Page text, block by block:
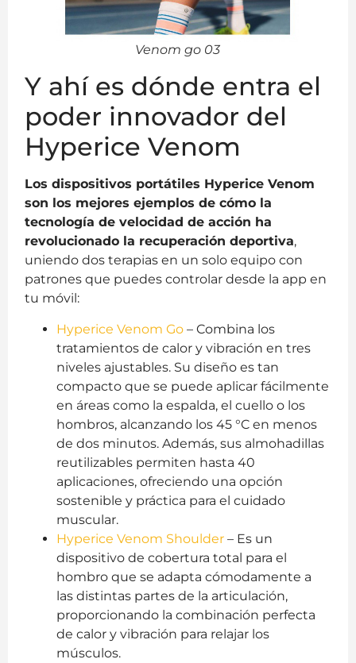
Venom go 03
Y ahí es dónde entra el
poder innovador del
Hyperice Venom
Los dispositivos portátiles Hyperice Venom
son los mejores ejemplos de cómo la
tecnología de velocidad de acción ha
revolucionado la recuperación deportiva,
uniendo dos terapias en un solo equipo con
patrones que puedes controlar desde la app en
tu móvil:
Hyperice Venom Go – Combina los
tratamientos de calor y vibración en tres
niveles ajustables. Su diseño es tan
compacto que se puede aplicar fácilmente
en áreas como la espalda, el cuello o los
hombros, alcanzando los 45 °C en menos
de dos minutos. Además, sus almohadillas
reutilizables permiten hasta 40
aplicaciones, ofreciendo una opción
sostenible y práctica para el cuidado
muscular.
Hyperice Venom Shoulder – Es un
dispositivo de cobertura total para el
hombro que se adapta cómodamente a
las distintas partes de la articulación,
proporcionando la combinación perfecta
de calor y vibración para relajar los
músculos.